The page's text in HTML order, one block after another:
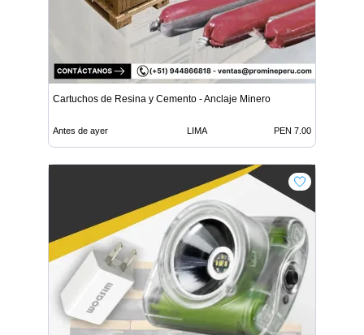
Cartuchos de Resina y Cemento - Anclaje Minero
Antes de ayer LIMA PEN 7.00